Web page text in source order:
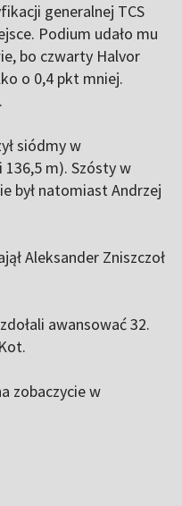
generalnej TCS
Podium udało mu
bo czwarty Halvor
o 0,4 pkt mniej.
siódmy w
136,5 m). Szósty w
był natomiast Andrzej
Aleksander Zniszczoł
awansować 32.
zobaczycie w